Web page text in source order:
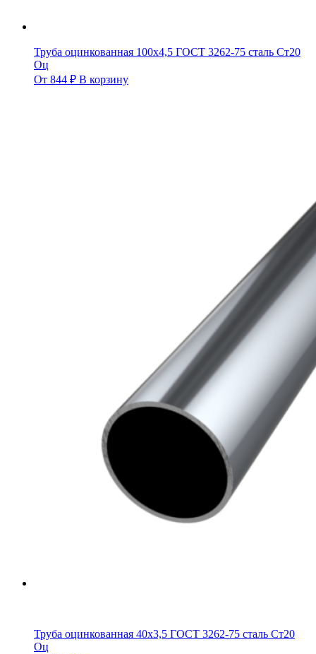
Труба оцинкованная 100х4,5 ГОСТ 3262-75 сталь Ст20
Оц
От 844 ₽ В корзину
Труба оцинкованная 40х3,5 ГОСТ 3262-75 сталь Ст20
Оц